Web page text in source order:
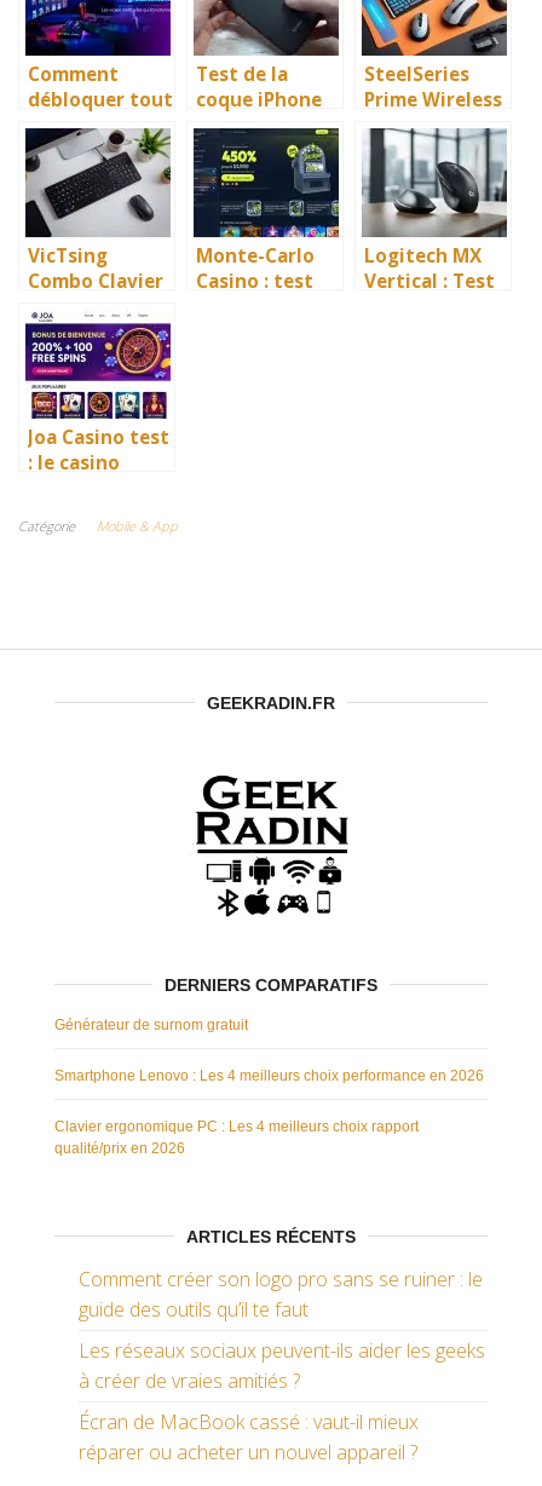
Comment
débloquer tout
le multiversus
roster sur
Steam pour 0€
Test de la
coque iPhone
XS AER Karbon :
Est-ce
vraiment une
bonne
protection ?
SteelSeries
Prime Wireless
et Mini : le test
d’un gamer
(qui fait
attention à
son budget)
VicTsing
Combo Clavier
+ Souris : Test,
Avis en 2026
Monte-Carlo
Casino : test
Logitech MX
Vertical : Test
Joa Casino test
: le casino
?
Catégorie Mobile & App
GEEKRADIN.FR
DERNIERS COMPARATIFS
Générateur de surnom gratuit
Smartphone Lenovo : Les 4 meilleurs choix performance en 2026
Clavier ergonomique PC : Les 4 meilleurs choix rapport
qualité/prix en 2026
ARTICLES RÉCENTS
Comment créer son logo pro sans se ruiner : le
guide des outils qu’il te faut
Les réseaux sociaux peuvent-ils aider les geeks
à créer de vraies amitiés ?
Écran de MacBook cassé : vaut-il mieux
réparer ou acheter un nouvel appareil ?